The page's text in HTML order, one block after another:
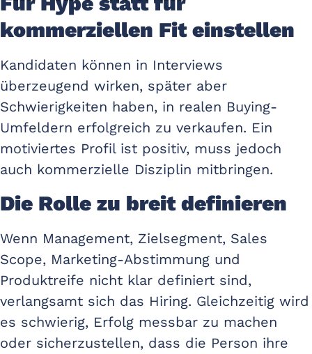
kommerziellen Fit einstellen
Kandidaten können in Interviews
überzeugend wirken, später aber
Schwierigkeiten haben, in realen Buying-
Umfeldern erfolgreich zu verkaufen. Ein
motiviertes Profil ist positiv, muss jedoch
auch kommerzielle Disziplin mitbringen.
Die Rolle zu breit definieren
Wenn Management, Zielsegment, Sales
Scope, Marketing-Abstimmung und
Produktreife nicht klar definiert sind,
verlangsamt sich das Hiring. Gleichzeitig wird
es schwierig, Erfolg messbar zu machen
oder sicherzustellen, dass die Person ihre